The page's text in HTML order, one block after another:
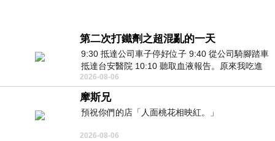
第二次打鐵劑之超混亂的一天
9:30 抵達公司車子停好位子 9:40 從公司騎腳踏車
抵達台安醫院 10:10 聽取血液報告。原來我吃進
去的 B12 彌可保並非沒有吸收而是超
2026-08-06
摩斯兄
預祝你們的店「人面桃花相映紅。」
2026-08-06